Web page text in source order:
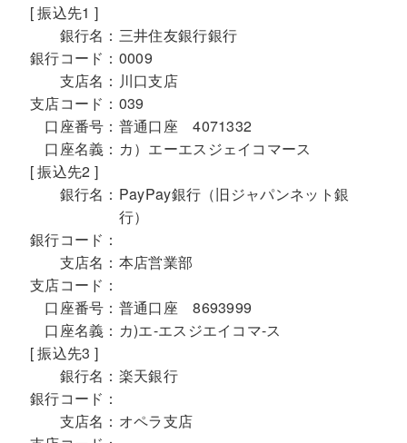
[ 振込先1 ]
銀行名： 三井住友銀行銀行
銀行コード： 0009
支店名： 川口支店
支店コード： 039
口座番号： 普通口座 4071332
口座名義： カ）エーエスジェイコマース
[ 振込先2 ]
銀行名： PayPay銀行（旧ジャパンネット銀
行）
銀行コード：
支店名： 本店営業部
支店コード：
口座番号： 普通口座 8693999
口座名義： カ)エ-エスジエイコマ-ス
[ 振込先3 ]
銀行名： 楽天銀行
銀行コード：
支店名： オペラ支店